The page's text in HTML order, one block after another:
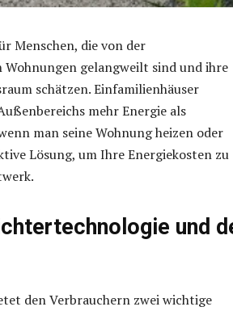
Menschen, die von der
gelangweilt sind und ihre
schätzen. Einfamilienhäuser
mehr Energie als
man seine Wohnung heizen oder
Lösung, um Ihre Energiekosten zu
und
den Verbrauchern zwei wichtige